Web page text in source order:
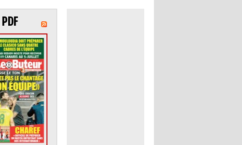
PDF